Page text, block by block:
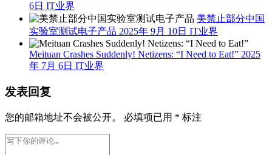
6日 IT业界
美禁止部分中国
实验室测试电子产品 2025年 9月 10日 IT业界
Meituan Crashes Suddenly! Netizens: “I Need to Eat!” 2025
年 7月 6日 IT业界
发表回复
您的邮箱地址不会被公开。 必填项已用 * 标注